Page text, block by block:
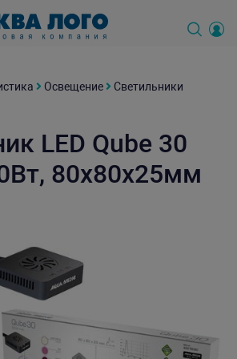
Освещение
Светильники
LED Qube 30
80х80х25мм